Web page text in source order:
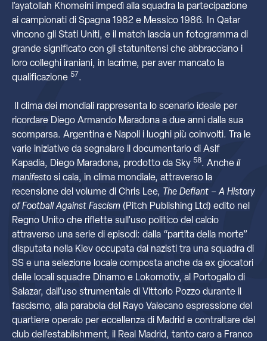
l’ayatollah Khomeini impedì alla squadra la partecipazione
ai campionati di Spagna 1982 e Messico 1986. In Qatar
vincono gli Stati Uniti, e il match lascia un fotogramma di
grande significato con gli statunitensi che abbracciano i
loro colleghi iraniani, in lacrime, per aver mancato la
qualificazione 57.
Il clima dei mondiali rappresenta lo scenario ideale per
ricordare Diego Armando Maradona a due anni dalla sua
scomparsa. Argentina e Napoli i luoghi più coinvolti. Tra le
varie iniziative da segnalare il documentario di Asif
Kapadia, Diego Maradona, prodotto da Sky 58. Anche il
manifesto si cala, in clima mondiale, attraverso la
recensione del volume di Chris Lee, The Defiant – A History
of Football Against Fascism (Pitch Publishing Ltd) edito nel
Regno Unito che riflette sull’uso politico del calcio
attraverso una serie di episodi: dalla “partita della morte”
disputata nella Kiev occupata dai nazisti tra una squadra di
SS e una selezione locale composta anche da ex giocatori
delle locali squadre Dinamo e Lokomotiv, al Portogallo di
Salazar, dall’uso strumentale di Vittorio Pozzo durante il
fascismo, alla parabola del Rayo Valecano espressione del
quartiere operaio per eccellenza di Madrid e contraltare del
club dell’establishment, il Real Madrid, tanto caro a Franco